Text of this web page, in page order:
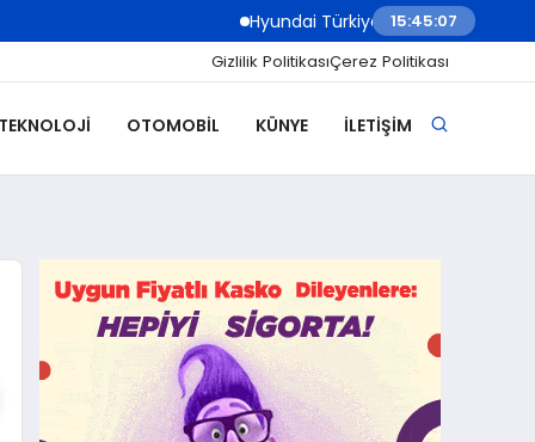
Hyundai Türkiye’den otomobillerde yeni
15:45:09
Gizlilik PolitikasıÇerez Politikası
OTOMOBIL KÜNYE İLETIŞIM